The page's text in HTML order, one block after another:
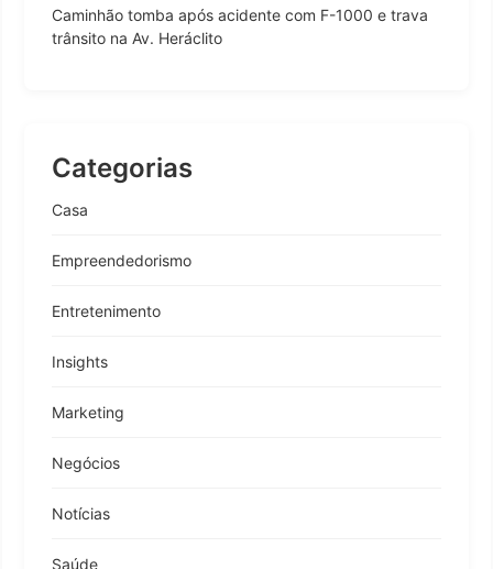
Caminhão tomba após acidente com F-1000 e trava
trânsito na Av. Heráclito
Categorias
Casa
Empreendedorismo
Entretenimento
Insights
Marketing
Negócios
Notícias
Saúde